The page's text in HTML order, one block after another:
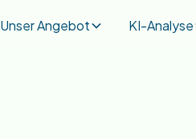
Unser Angebot KI-Analyse